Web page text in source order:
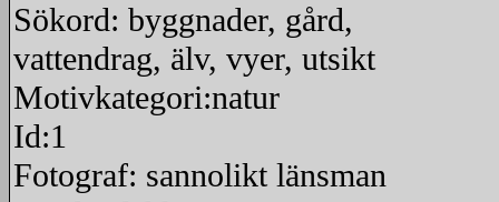
Sökord: byggnader, gård,
vattendrag, älv, vyer, utsikt
Motivkategori:natur
Id:1
Fotograf: sannolikt länsman